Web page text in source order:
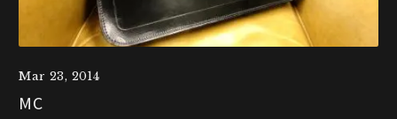
Mar 23, 2014
MC